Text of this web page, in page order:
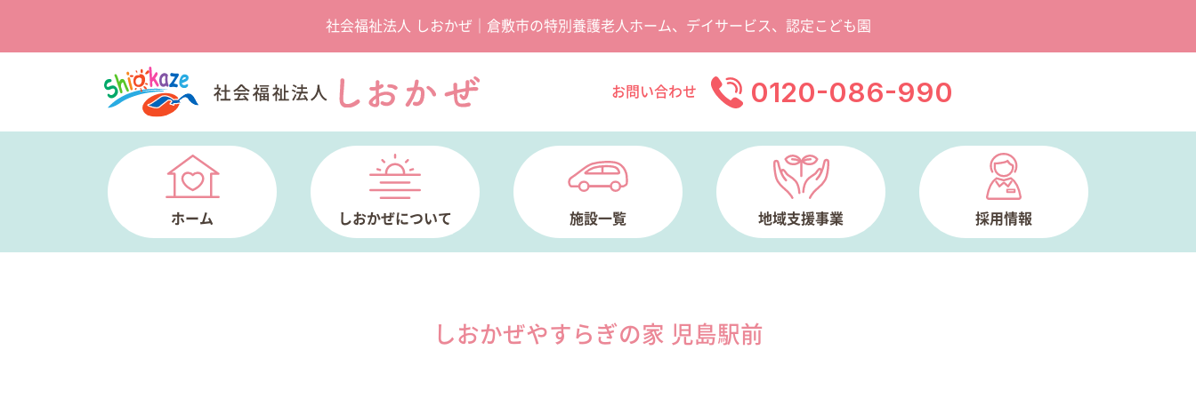
社会福祉法人 しおかぜ｜倉敷市の特別養護老人ホーム、デイサービス、認定こども園
お問い合わせ 0120-086-990
ホーム しおかぜについて 施設一覧 地域支援事業 採用情報
しおかぜやすらぎの家 児島駅前